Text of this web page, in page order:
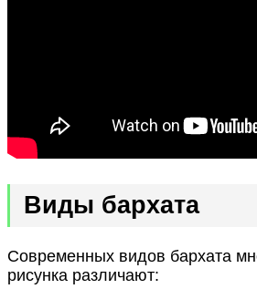
Виды бархата
Современных видов бархата
рисунка различают: